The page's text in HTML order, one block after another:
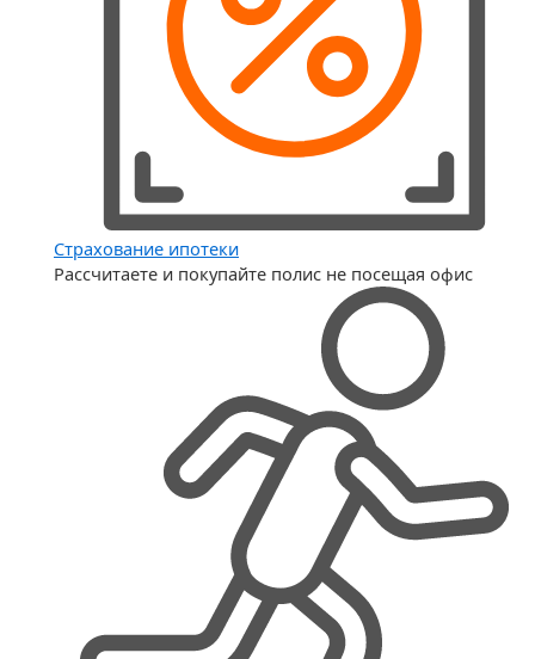
Страхование ипотеки
Рассчитаете и покупайте полис не посещая офис